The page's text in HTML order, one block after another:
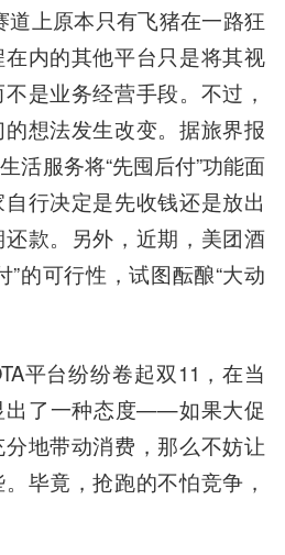
道上原本只有飞猪在一路狂
内的其他平台只是将其视
是业务经营手段。不过，
想法发生改变。据旅界报
活服务将“先囤后付”功能面
行决定是先收钱还是放出
款。另外，近期，美团酒
”的可行性，试图酝酿“大动
平台纷纷卷起双11，在当
出了一种态度——如果大促
地带动消费，那么不妨让
毕竟，抢跑的不怕竞争，